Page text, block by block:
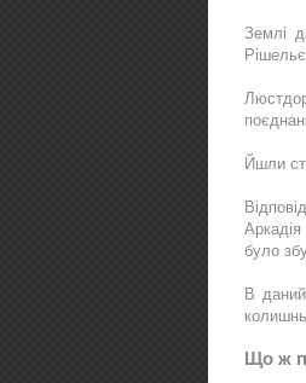
Землі
Йшли
було
В
Що ж